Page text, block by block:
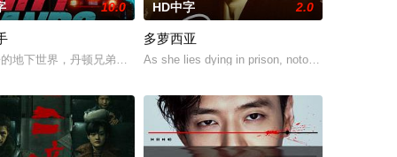
解保险箱时，他的生活发生了翻天覆地的变
间凭空消失；隔壁单元里，独居女孩林雨彤（刘浩存 饰）在熟睡中被人侵犯
10.0
地下世界，丹顿兄弟里奇与丹尼的一场常规毒品交易意外失控，卷入黑帮火
HD中字 2.0
多萝西亚
As she lies dying in prison, notorious serial killer